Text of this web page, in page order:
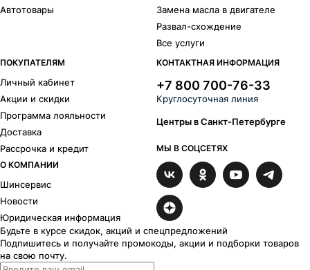
Автотовары
Замена масла в двигателе
Развал-схождение
Все услуги
ПОКУПАТЕЛЯМ
Личный кабинет
Акции и скидки
Программа лояльности
Доставка
Рассрочка и кредит
О КОМПАНИИ
Шинсервис
Новости
Юридическая информация
КОНТАКТНАЯ ИНФОРМАЦИЯ
+7 800 700-76-33
Круглосуточная линия
Центры в Санкт-Петербурге
МЫ В СОЦСЕТЯХ
Будьте в курсе скидок, акций и спецпредложений
Подпишитесь и получайте промокоды, акции и подборки товаров
на свою почту.